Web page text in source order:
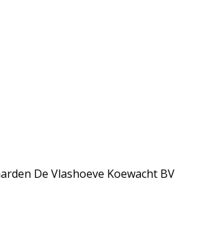
De Vlashoeve Koewacht BV